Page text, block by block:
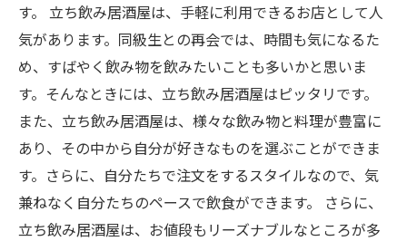
す。 立ち飲み居酒屋は、手軽に利用できるお店として人
気があります。同級生との再会では、時間も気になるた
め、すばやく飲み物を飲みたいことも多いかと思いま
す。そんなときには、立ち飲み居酒屋はピッタリです。
また、立ち飲み居酒屋は、様々な飲み物と料理が豊富に
あり、その中から自分が好きなものを選ぶことができま
す。さらに、自分たちで注文をするスタイルなので、気
兼ねなく自分たちのペースで飲食ができます。 さらに、
立ち飲み居酒屋は、お値段もリーズナブルなところが多